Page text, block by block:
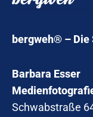
bergweh® – Die
Barbara Esser
Schwabstraße